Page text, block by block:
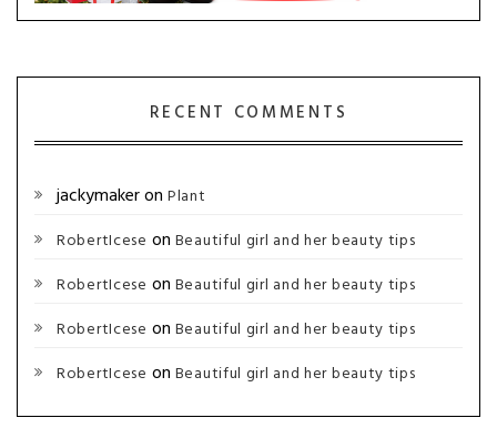
RECENT COMMENTS
jackymakeron Plant
RobertIcese on Beautiful girl and her beauty tips
RobertIcese on Beautiful girl and her beauty tips
RobertIcese on Beautiful girl and her beauty tips
RobertIcese on Beautiful girl and her beauty tips